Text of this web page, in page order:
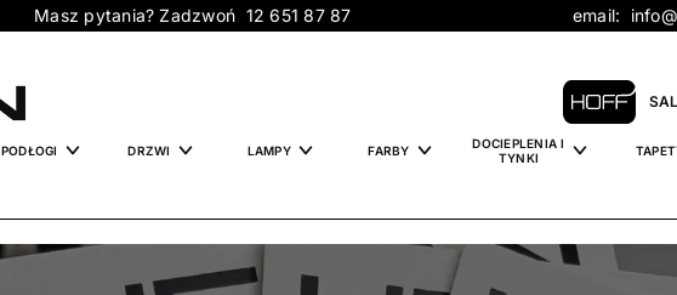
Masz pytania? Zadzwoń 12 651 87 87 email:
PODŁOGI DRZWI LAMPY FARBY
DOCIEPLENIA I
TYNKI